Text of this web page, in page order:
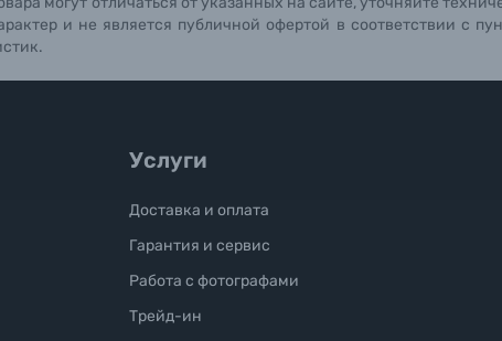
товары)
и не является публичной офертой в соответствии с
Услуги
Доставка и оплата
Гарантия и сервис
Работа с фотографами
Трейд-ин